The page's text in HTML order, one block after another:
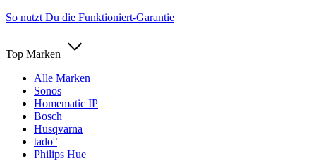
So nutzt Du die Funktioniert-Garantie
Top Marken
Alle Marken
Sonos
Homematic IP
Bosch
Husqvarna
tado°
Philips Hue